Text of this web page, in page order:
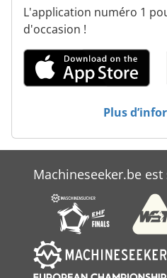
Outil De Fraisage
Système De Freinage
Tambour De Frein
Véhicule De Travail
L'application numéro 1
d'occasion !
Plus
Machineseeker.be